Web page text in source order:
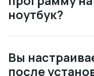
ноутбук?
Вы
после